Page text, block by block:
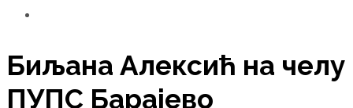
Биљана Алексић на челу
ПУПС Барајево